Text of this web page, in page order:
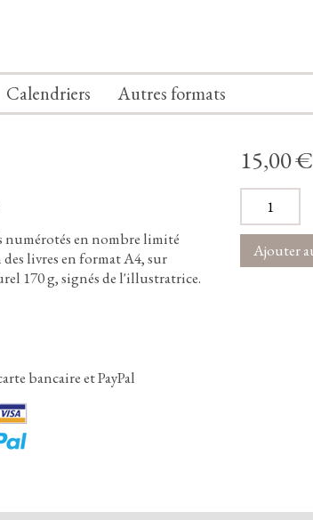
Calendriers Autres formats
15,00 €
numérotés en nombre limité
livres en format A4,sur
170g,signés de l'illustratrice.
bancaire et PayPal